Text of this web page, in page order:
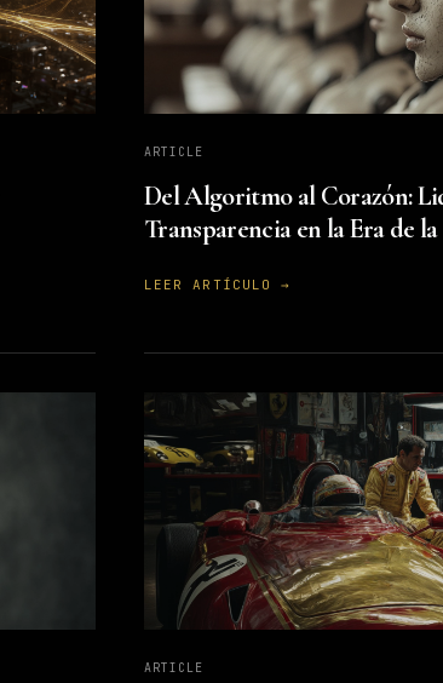
ARTICLE
Del Algoritmo al Corazón:
Transparencia en la Era de
LEER ARTÍCULO →
ARTICLE